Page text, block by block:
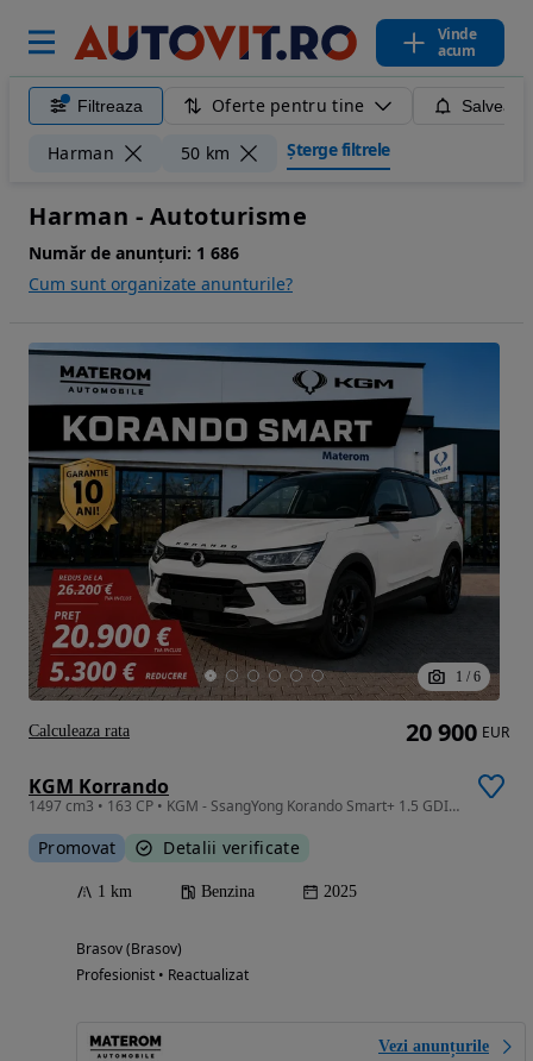
Vinde
acum
Filtreaza Oferte pentru tine
Harman 50 km Șterge filtrele
Harman - Autoturisme
Număr de anunțuri: 1 686
Cum sunt organizate anunturile?
1 / 6
KGM Korrando
1497 cm3 • 163 CP • KGM - SsangYong Korando Smart+ 1.5 GDI-Turbo 163 CP Manual 6 Trepte
Promovat Detalii verificate
1 km Benzina 2025
Brasov (Brasov)
Profesionist • Reactualizat
Vezi anunțurile
20 900 EUR
Calculeaza rata